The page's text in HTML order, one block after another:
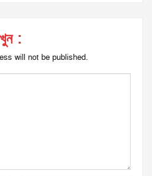
:
will not be published.